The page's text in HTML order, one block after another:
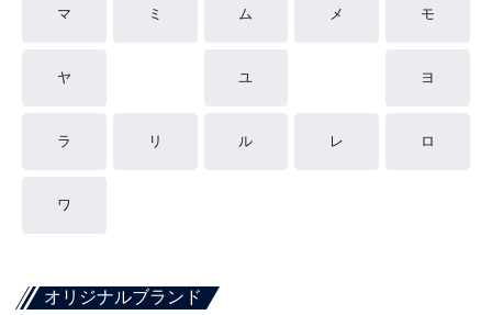
マ ミ ム メ モ
ヤ ユ ヨ
ラ リ ル レ ロ
ワ
オリジナルブランド